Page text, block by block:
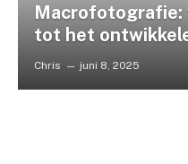
Macrofotografie:
tot het
Chris juni 8, 2025